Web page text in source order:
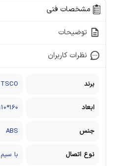
مشخصات فنی
توضیحات
نظرات کاربران
برند TSCO
ابعاد 160*110*65mm
جنس ABS
نوع اتصال با سیم